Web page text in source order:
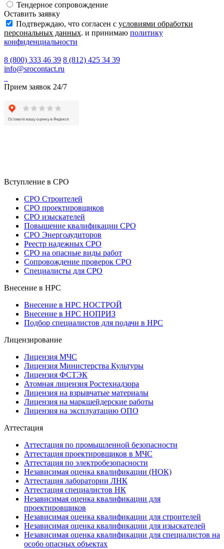
Тендерное сопровождение
Оставить заявку
Подтверждаю, что согласен с условиями обработки
персональных данных. и принимаю политику
конфиденциальности
8 (800) 333 46 39 8 (812) 425 34 39
info@srocontact.ru
Прием заявок 24/7
Вступление в СРО
СРО Строителей
СРО проектировщиков
СРО изыскателей
Повышение квалификации СРО
СРО Энергоаудиторов
Реестр надежных СРО
СРО на опасные виды работ
Сопровождение проверок СРО
Специалисты для СРО
Внесение в НРС
Внесение в НРС НОСТРОЙ
Внесение в НРС НОПРИЗ
Подбор специалистов для подачи в НРС
Лицензирование
Лицензия МЧС
Лицензия Министерства Культуры
Лицензия ФСТЭК
Атомная лицензия Ростехнадзора
Лицензия на взрывчатые материалы
Лицензия на маркшейдерские работы
Лицензия на эксплуатацию ОПО
Аттестация
Аттестация по промышленной безопасности
Аттестация проектировщиков в МЧС
Аттестация по электробезопасности
Независимая оценка квалификации (НОК)
Аттестация лаборатории ЛНК
Аттестация специалистов НК
Независимая оценка квалификации для
проектировщиков
Независимая оценка квалификации для строителей
Независимая оценка квалификации для изыскателей
Независимая оценка квалификации для специалистов на
особо опасных объектах